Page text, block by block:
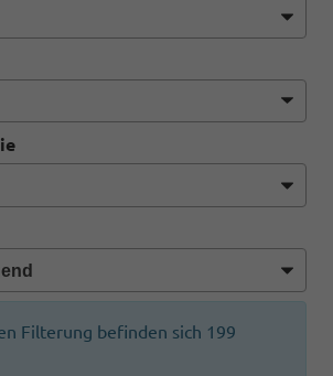
Filterung befinden sich 199